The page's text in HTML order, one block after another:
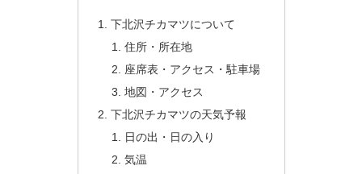
下北沢チカマツについて
住所・所在地
座席表・アクセス・駐車場
地図・アクセス
下北沢チカマツの天気予報
日の出・日の入り
気温